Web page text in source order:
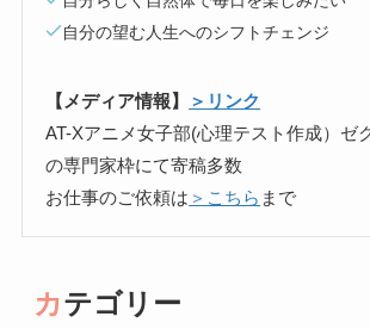
自分の望む人生へのシフトチェンジ
【メディア情報】
＞リンク
AT-Xアニメ女子部(心理テスト作成）ゼ
の専門家枠にて寄稿多数
お仕事のご依頼は ＞こちら まで
カテゴリー